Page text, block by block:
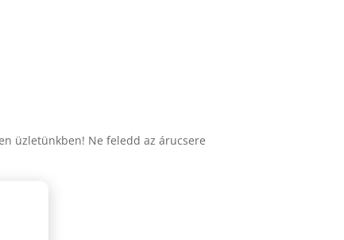
üzletünkben! Ne feledd az árucsere